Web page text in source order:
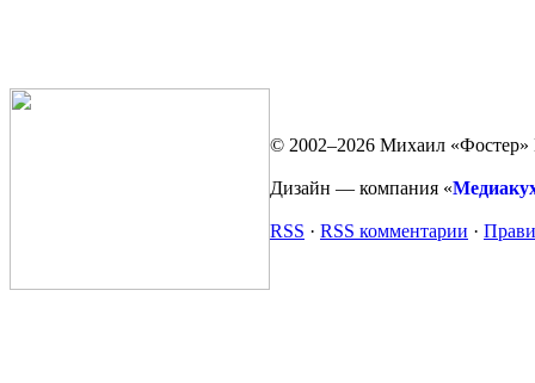
© 2002–2026 Михаил «Фостер»
Дизайн — компания «
RSS · RSS комментарии ·